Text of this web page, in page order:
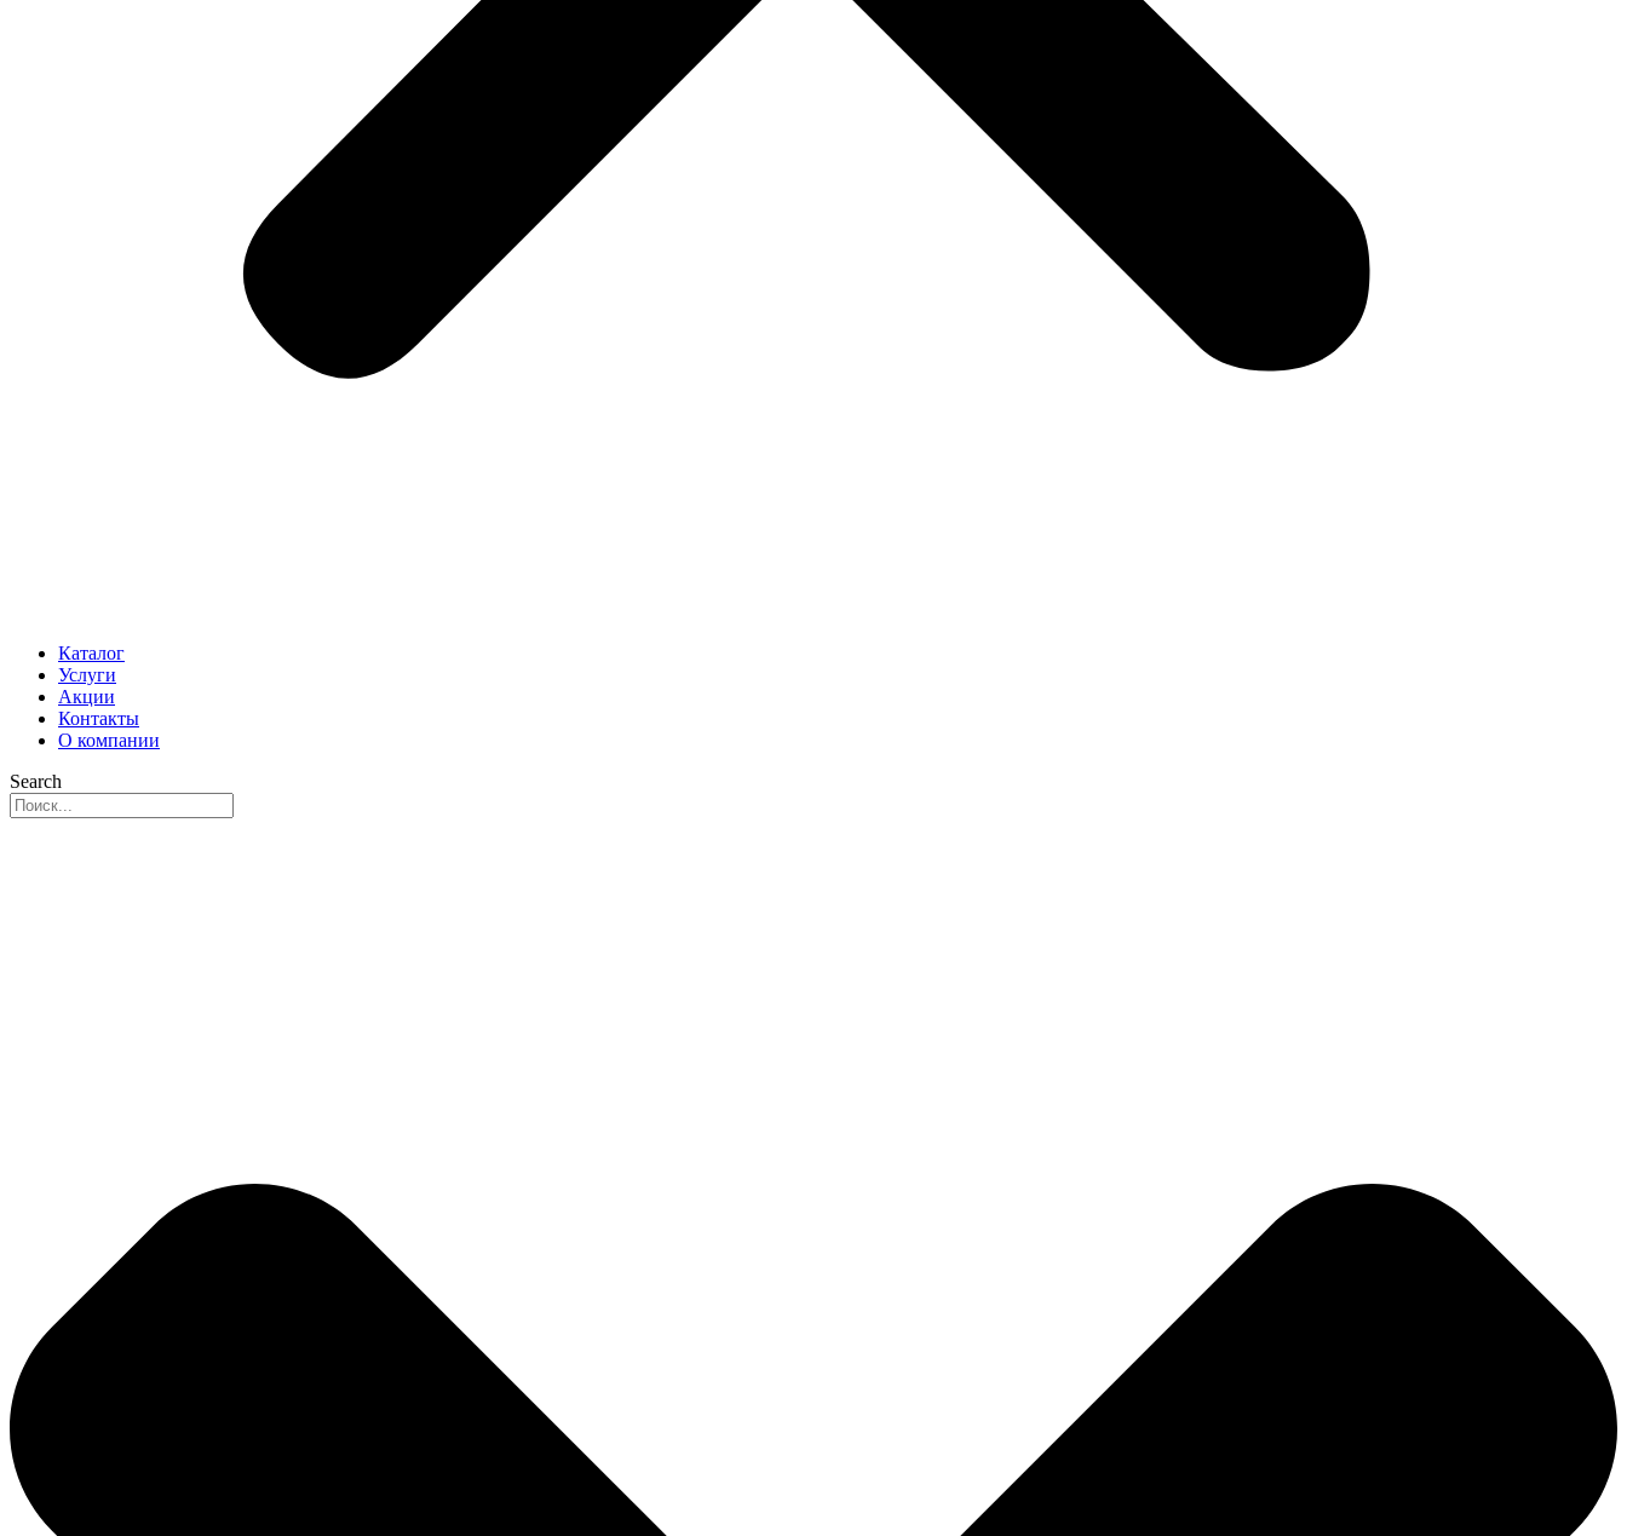
Каталог
Услуги
Акции
Контакты
О компании
Search